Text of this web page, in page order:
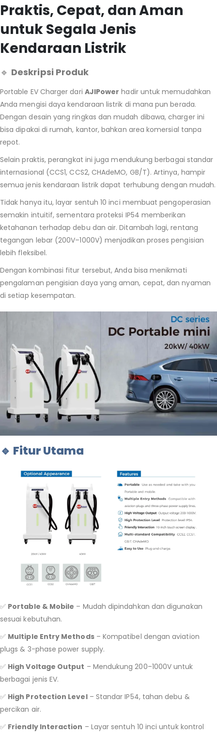
Praktis, Cepat, dan Aman
untuk Segala Jenis
Kendaraan Listrik
🔹 Deskripsi Produk
Portable EV Charger dari AJIPower hadir untuk memudahkan
Anda mengisi daya kendaraan listrik di mana pun berada.
Dengan desain yang ringkas dan mudah dibawa, charger ini
bisa dipakai di rumah, kantor, bahkan area komersial tanpa
repot.
Selain praktis, perangkat ini juga mendukung berbagai standar
internasional (CCS1, CCS2, CHAdeMO, GB/T). Artinya, hampir
semua jenis kendaraan listrik dapat terhubung dengan mudah.
Tidak hanya itu, layar sentuh 10 inci membuat pengoperasian
semakin intuitif, sementara proteksi IP54 memberikan
ketahanan terhadap debu dan air. Ditambah lagi, rentang
tegangan lebar (200V–1000V) menjadikan proses pengisian
lebih fleksibel.
Dengan kombinasi fitur tersebut, Anda bisa menikmati
pengalaman pengisian daya yang aman, cepat, dan nyaman
di setiap kesempatan.
🔹 Fitur Utama
✅ Portable & Mobile – Mudah dipindahkan dan digunakan
sesuai kebutuhan.
✅ Multiple Entry Methods– Kompatibel dengan aviation
plugs & 3-phase power supply.
✅ High Voltage Output – Mendukung 200–1000V untuk
berbagai jenis EV.
✅ High Protection Level– Standar IP54, tahan debu &
percikan air.
✅ Friendly Interaction – Layar sentuh 10 inci untuk kontrol